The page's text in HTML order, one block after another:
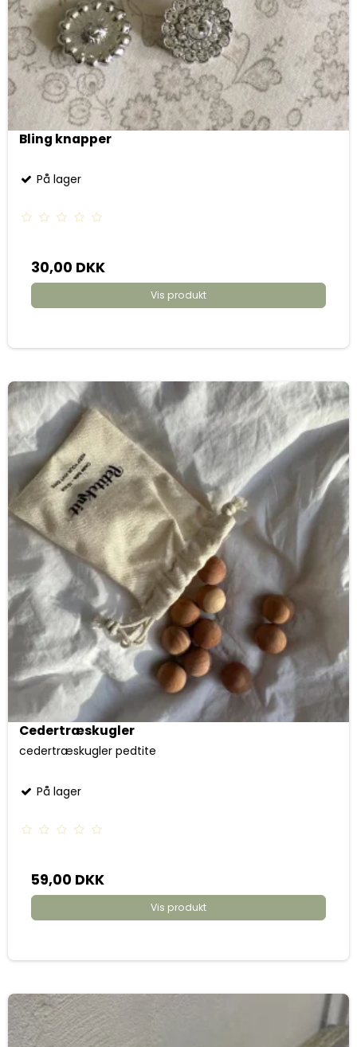
Bling knapper
På lager
30,00 DKK
Vis produkt
Cedertræskugler
cedertræskugler pedtite
På lager
59,00 DKK
Vis produkt